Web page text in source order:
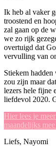
Ik heb al vaker
troostend en
zal gaan op de
we zo rijk
overtuigd dat
vervulling van
Stiekem
zou zijn maar
lezers hele fijne
liefdevol 2020.
Hier lees je
maandelijks
Liefs, Nayomi